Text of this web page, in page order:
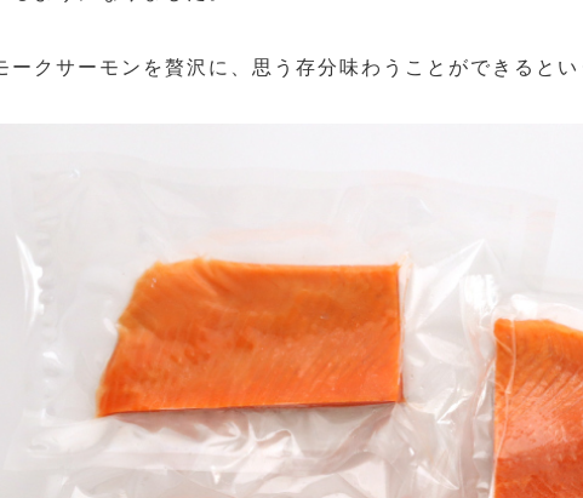
ークサーモンを贅沢に、思う存分味わうことができると